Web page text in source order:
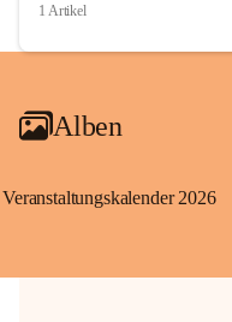
1 Artikel
Alben
Veranstaltungskalender 2026